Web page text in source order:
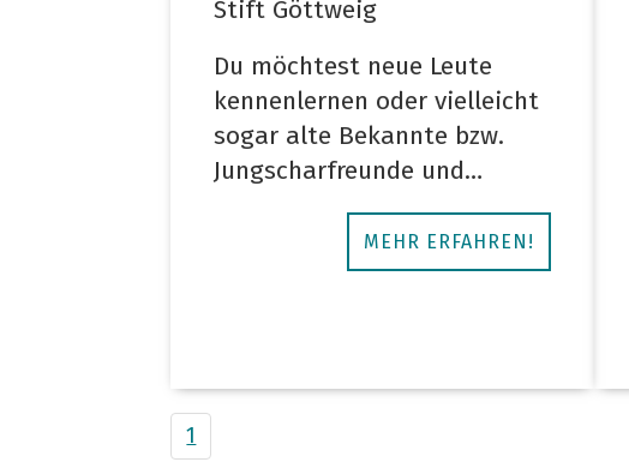
Stift Göttweig
Du möchtest neue Leute
kennenlernen oder vielleicht
sogar alte Bekannte bzw.
Jungscharfreunde und…
MEHR ERFAHREN!
1